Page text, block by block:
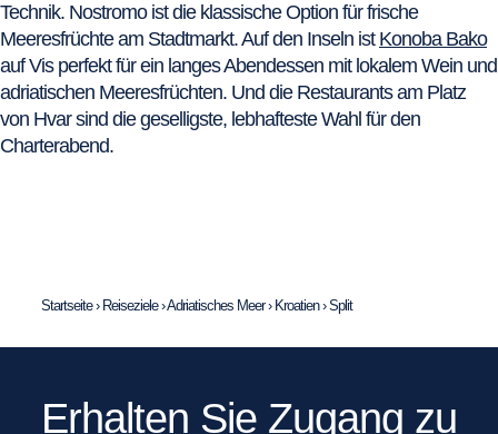
Technik. Nostromo ist die klassische Option für frische
Meeresfrüchte am Stadtmarkt. Auf den Inseln ist Konoba Bako
auf Vis perfekt für ein langes Abendessen mit lokalem Wein und
adriatischen Meeresfrüchten. Und die Restaurants am Platz
von Hvar sind die geselligste, lebhafteste Wahl für den
Charterabend.
Startseite› Reiseziele›Adriatisches Meer› Kroatien›Split
Erhalten Sie Zugang zu